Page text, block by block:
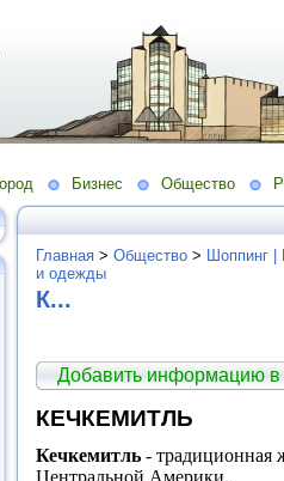
Бизнес Общество
Главная > Общество > Шоппинг |
и одежды
К...
Добавить информацию в
КЕЧКЕМИТЛЬ
Кечкемитль - традиционная